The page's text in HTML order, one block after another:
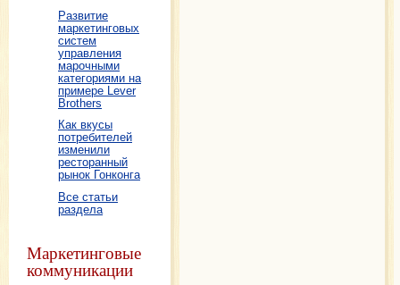
Развитие
маркетинговых
систем
управления
марочными
категориями на
примере Lever
Brothers
Как вкусы
потребителей
изменили
ресторанный
рынок Гонконга
Все статьи
раздела
Маркетинговые
коммуникации